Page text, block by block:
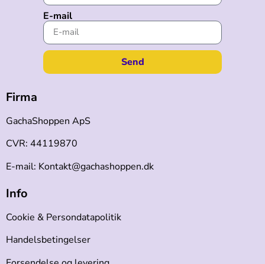
E-mail
Send
Firma
GachaShoppen ApS
CVR: 44119870
E-mail: Kontakt@gachashoppen.dk
Info
Cookie & Persondatapolitik
Handelsbetingelser